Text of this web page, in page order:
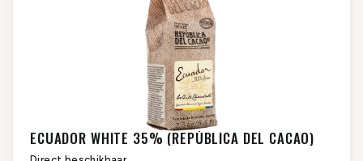
ECUADOR WHITE 35% (REPÚBLICA DEL CACAO)